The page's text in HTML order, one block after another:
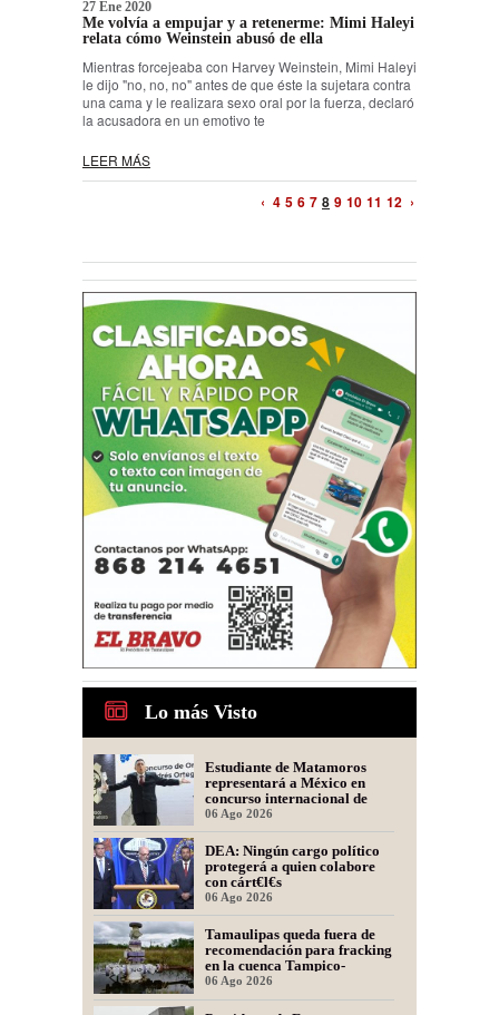
27 Ene 2020
Me volvía a empujar y a retenerme: Mimi Haleyi
relata cómo Weinstein abusó de ella
Mientras forcejeaba con Harvey Weinstein, Mimi Haleyi
le dijo "no, no, no" antes de que éste la sujetara contra
una cama y le realizara sexo oral por la fuerza, declaró
la acusadora en un emotivo te
LEER MÁS
‹ 4 5 6 7 8 9 10 11 12 ›
Lo más Visto
Estudiante de Matamoros
representará a México en
concurso internacional de
oratoria en Perú
06 Ago 2026
DEA: Ningún cargo político
protegerá a quien colabore
con cárt€l€s
06 Ago 2026
Tamaulipas queda fuera de
recomendación para fracking
en la cuenca Tampico-
Misantla, informa comité
científico
06 Ago 2026